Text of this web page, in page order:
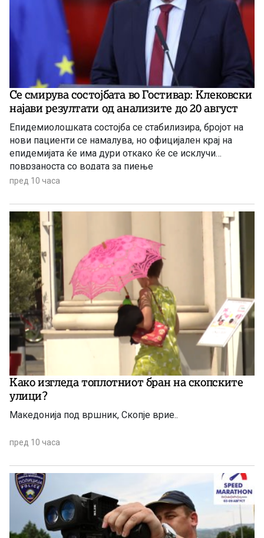
Се смирува состојбата во Гостивар: Клековски
најави резултати од анализите до 20 август
Епидемиолошката состојба се стабилизира, бројот на
нови пациенти се намалува, но официјален крај на
епидемијата ќе има дури откако ќе се исклучи
поврзаноста со водата за пиење
пред 10 часа
Како изгледа топлотниот бран на скопските
улици?
Македонија под вршник, Скопје врие..
пред 10 часа